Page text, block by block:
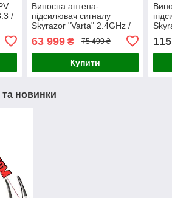
/
Виносна антена-
підсилювач сигналу
Skyrazor "Varta" 2.4GHz /
5.2 GHz / 5.8 GHz + муляж
антени Avenger Booster
63 999₴ 75 499 ₴
Купити
та новинки